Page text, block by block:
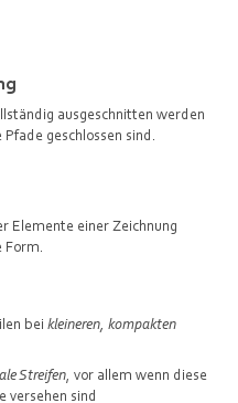
ausgeschnitten werden
geschlossen sind.
Elemente einer Zeichnung
bei kleineren, kompakten
Streifen , vor allem wenn diese
versehen sind